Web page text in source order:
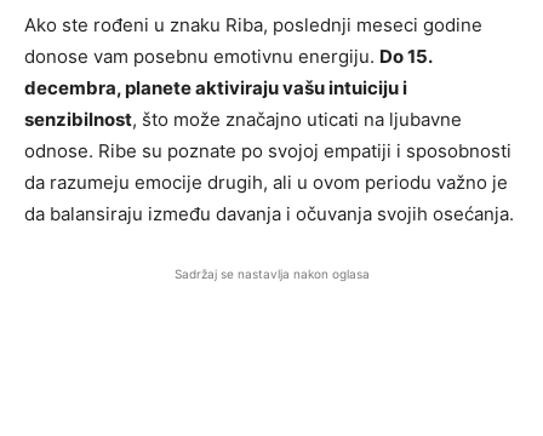
Ako ste rođeni u znaku Riba, poslednji meseci godine
donose vam posebnu emotivnu energiju. Do 15.
decembra, planete aktiviraju vašu intuiciju i
senzibilnost, što može značajno uticati na ljubavne
odnose. Ribe su poznate po svojoj empatiji i sposobnosti
da razumeju emocije drugih, ali u ovom periodu važno je
da balansiraju između davanja i očuvanja svojih osećanja.
Sadržaj se nastavlja nakon oglasa